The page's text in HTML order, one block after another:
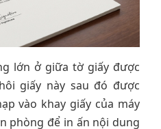
lớn ở giữa tờ giấy được
giấy này sau đó được
vào khay giấy của máy
phòng để in ấn nội dung